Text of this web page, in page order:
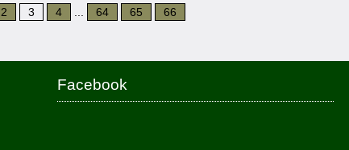
2 3 4 64 65 66
Facebook